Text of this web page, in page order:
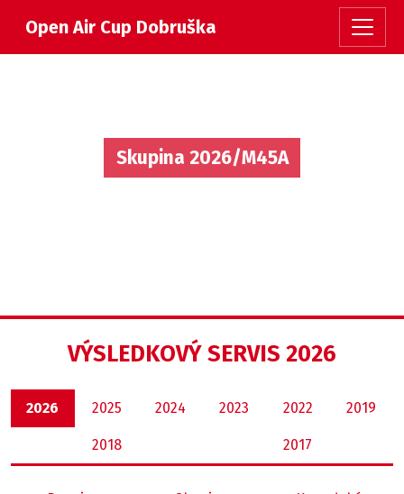
Open Air Cup Dobruška
Skupina 2026/M45A
VÝSLEDKOVÝ SERVIS 2026
2026 2025 2024 2023 2022 2019
2018 2017